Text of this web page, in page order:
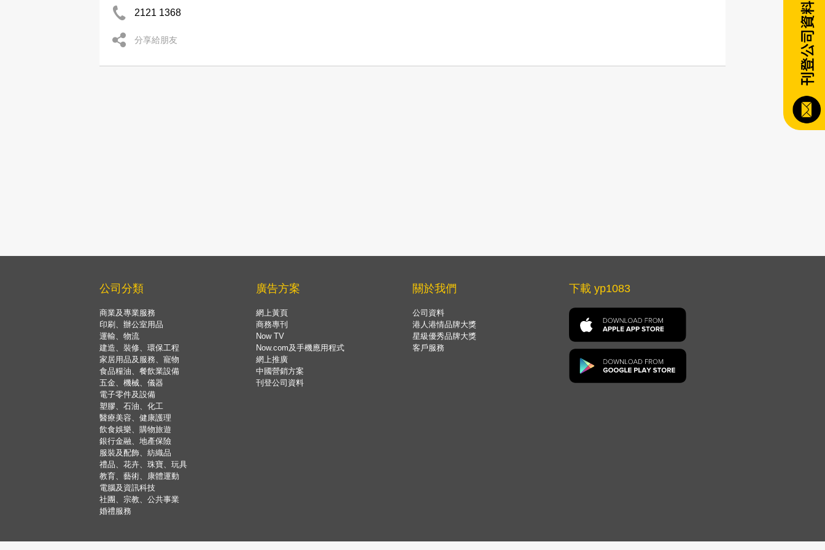
2121 1368
分享給朋友
公司分類
商業及專業服務
印刷、辦公室用品
運輸、物流
建造、裝修、環保工程
家居用品及服務、寵物
食品糧油、餐飲業設備
五金、機械、儀器
電子零件及設備
塑膠、石油、化工
醫療美容、健康護理
飲食娛樂、購物旅遊
銀行金融、地產保險
服裝及配飾、紡織品
禮品、花卉、珠寶、玩具
教育、藝術、康體運動
電腦及資訊科技
社團、宗教、公共事業
婚禮服務
廣告方案
網上黃頁
商務專刊
Now TV
Now.com及手機應用程式
網上推廣
中國營銷方案
刊登公司資料
關於我們
公司資料
港人港情品牌大獎
星級優秀品牌大獎
客戶服務
下載 yp1083